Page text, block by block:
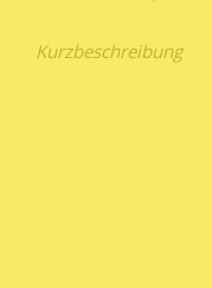
Kurzbeschreibung